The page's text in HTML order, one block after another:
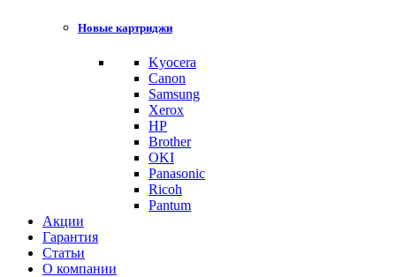
Новые картриджи
Kyocera
Canon
Samsung
Xerox
HP
Brother
OKI
Panasonic
Ricoh
Pantum
Акции
Гарантия
Статьи
О компании